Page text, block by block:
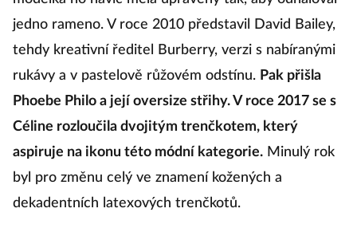
jedno rameno. V roce 2010 představil David Bailey,
tehdy kreativní ředitel Burberry, verzi s nabíranými
rukávy a v pastelově růžovém odstínu. Pak přišla
Phoebe Philo a její oversize střihy. V roce 2017 se s
Céline rozloučila dvojitým trenčkotem, který
aspiruje na ikonu této módní kategorie. Minulý rok
byl pro změnu celý ve znamení kožených a
dekadentních latexových trenčkotů.